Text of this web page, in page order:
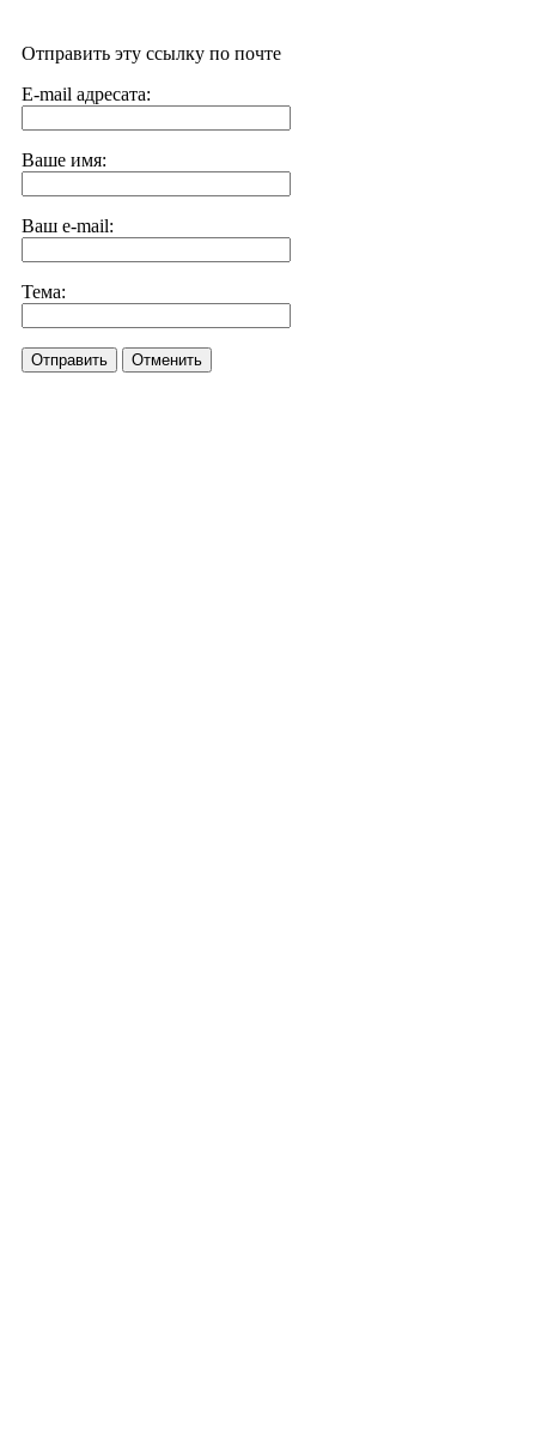
Отправить эту ссылку по почте
E-mail адресата:
Ваше имя:
Ваш e-mail:
Тема:
Отправить Отменить